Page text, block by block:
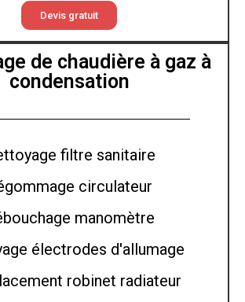
Devis gratuit
de chaudière à gaz à
condensation
filtre sanitaire
circulateur
manomètre
électrodes d'allumage
robinet radiateur